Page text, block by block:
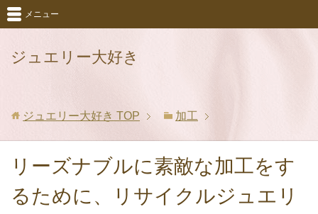
ジュエリー大好き
メニュー
ジュエリー大好き TOP 加工
リーズナブルに素敵な加工をす
るために、リサイクルジュエリ